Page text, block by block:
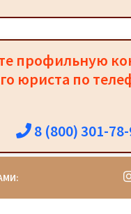
профильную
юриста по
8 (800) 301-